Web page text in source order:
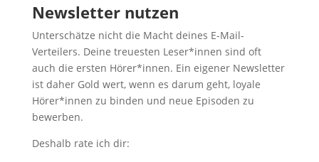
Newsletter nutzen
Unterschätze nicht die Macht deines E-Mail-
Verteilers. Deine treuesten Leser*innen sind oft
auch die ersten Hörer*innen. Ein eigener Newsletter
ist daher Gold wert, wenn es darum geht, loyale
Hörer*innen zu binden und neue Episoden zu
bewerben.
Deshalb rate ich dir: